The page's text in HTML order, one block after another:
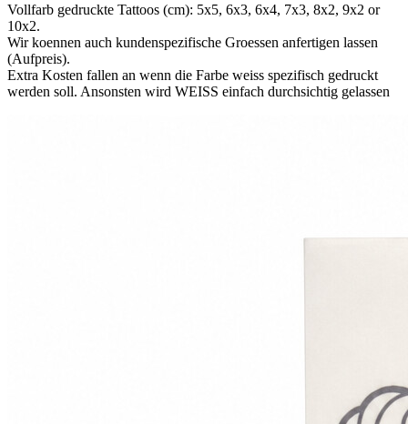
Vollfarb gedruckte Tattoos (cm): 5x5, 6x3, 6x4, 7x3, 8x2, 9x2 or
10x2.
Wir koennen auch kundenspezifische Groessen anfertigen lassen
(Aufpreis).
Extra Kosten fallen an wenn die Farbe weiss spezifisch gedruckt
werden soll. Ansonsten wird WEISS einfach durchsichtig gelassen